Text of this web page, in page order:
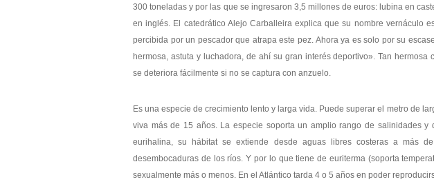
300 toneladas y por las que se ingresaron 3,5 millones de euros: lubina en
en inglés. El catedrático Alejo Carballeira explica que su nombre vernáculo
percibida por un pescador que atrapa este pez. Ahora ya es solo por su
hermosa, astuta y luchadora, de ahí su gran interés deportivo». Tan
se deteriora fácilmente si no se captura con anzuelo.
Es una especie de crecimiento lento y larga vida. Puede superar el metro de
viva más de 15 años. La especie soporta un amplio rango de salinidades y
eurihalina, su hábitat se extiende desde aguas libres costeras a más
desembocaduras de los ríos. Y por lo que tiene de euriterma (soporta
sexualmente más o menos. En el Atlántico tarda 4 o 5 años en poder